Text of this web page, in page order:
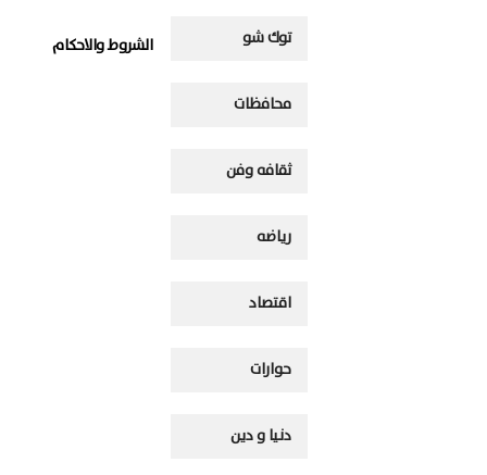
توك شو
محافظات
ثقافه وفن
رياضه
اقتصاد
حوارات
دنيا و دين
الشروط والاحكام